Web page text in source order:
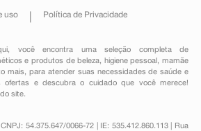
uso Política de Privacidade
você encontra uma seleção completa de
e produtos de beleza, higiene pessoal ,mamãe
mais, para atender suas necessidades de saúde e
ofertas e descubra o cuidado que você merece!
site.
54.375.647/0066-72 | IE: 535.412.860.113 | Rua